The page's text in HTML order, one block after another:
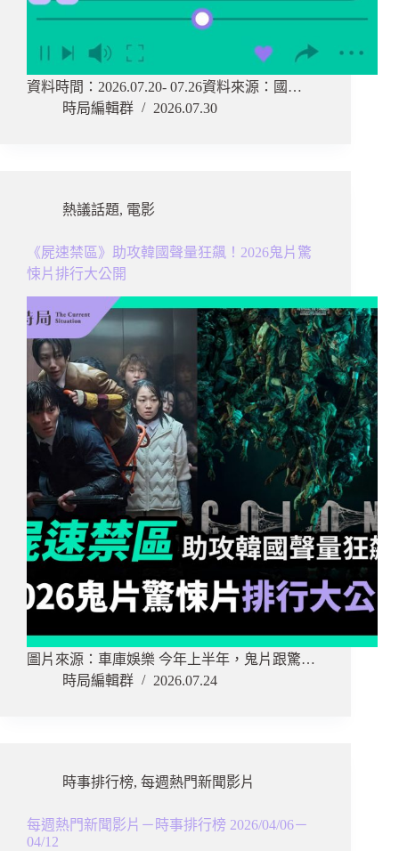
資料時間：2026.07.20- 07.26資料來源：國…
時局編輯群
2026.07.30
熱議話題, 電影
《屍速禁區》助攻韓國聲量狂飆！2026鬼片驚
悚片排行大公開
圖片來源：車庫娛樂 今年上半年，鬼片跟驚…
時局編輯群
2026.07.24
時事排行榜, 每週熱門新聞影片
每週熱門新聞影片－時事排行榜 2026/04/06－
04/12